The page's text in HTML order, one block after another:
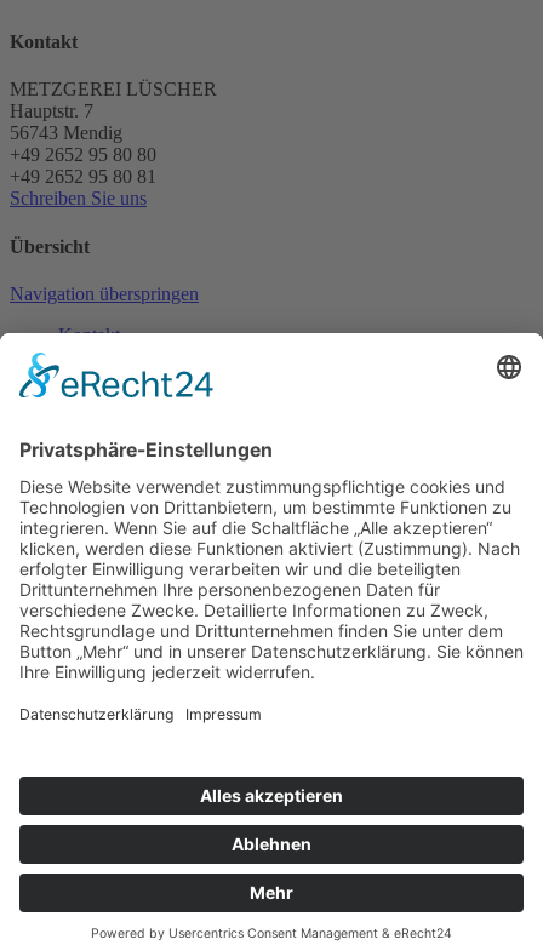
Kontakt
METZGEREI LÜSCHER
Hauptstr. 7
56743 Mendig
+49 2652 95 80 80
+49 2652 95 80 81
Schreiben Sie uns
Übersicht
Navigation überspringen
Kontakt
Die Produktion
Unser Partyservice
Folgen Sie uns
auf den Sozialen-Medien!
Navigation überspringen
Facebook
Copyright © 2026 Metzgerei Lüscher |Impressum|Datenschutz
Back to Top
Die Metzgerei
Die Produktion
Alles Wurst?
Search
Suchbegriffe
Suchen